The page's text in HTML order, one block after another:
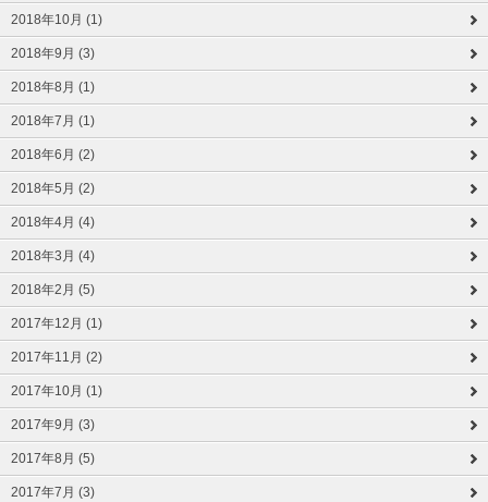
2018年10月 (1)
2018年9月 (3)
2018年8月 (1)
2018年7月 (1)
2018年6月 (2)
2018年5月 (2)
2018年4月 (4)
2018年3月 (4)
2018年2月 (5)
2017年12月 (1)
2017年11月 (2)
2017年10月 (1)
2017年9月 (3)
2017年8月 (5)
2017年7月 (3)